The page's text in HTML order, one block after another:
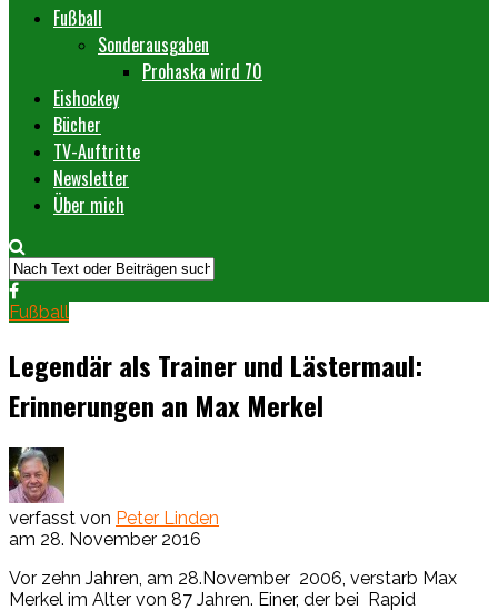
Fußball
Sonderausgaben
Prohaska wird 70
Eishockey
Bücher
TV-Auftritte
Newsletter
Über mich
Fußball
Legendär als Trainer und Lästermaul:
Erinnerungen an Max Merkel
verfasst von Peter Linden
am 28. November 2016
Vor zehn Jahren, am 28.November 2006, verstarb Max
Merkel im Alter von 87 Jahren. Einer, der bei Rapid